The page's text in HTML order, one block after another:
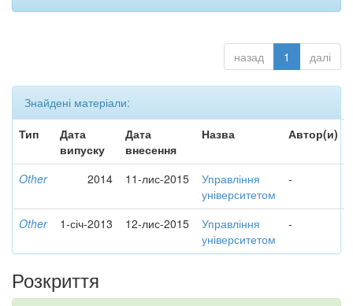
назад 1 далі
Знайдені матеріали:
Тип
Дата
випуску
Дата
внесення
Назва Автор(и)
Other 2014 11-лис-2015
Управління
університетом
-
Other 1-січ-2013 12-лис-2015
Управління
університетом
-
Розкриття